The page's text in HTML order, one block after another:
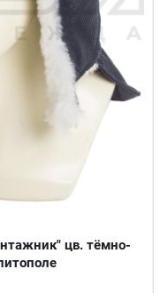
цв. тёмно-